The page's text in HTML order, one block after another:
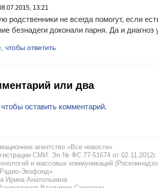
13:21
родственники не всегда помогут, если
безнадеги доконали парня. Да и диагноз
чтобы ответить
или два
чтобы оставить комментарий.
агентство «Все новости»
СМИ: Эл № ФС 77-51674 от
и массовых коммуникаций
Экофонд»
Ирина Анатольевна